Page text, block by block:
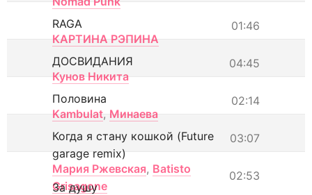
01:46
RAGA
КАРТИНА РЭПИНА
04:45
ДОСВИДАНИЯ
Кунов Никита
02:14
Половина
Kambulat, Минаева
03:07
Когда я стану кошкой (Future
garage remix)
Мария Ржевская, Batisto
Grisagone
02:53
За душу